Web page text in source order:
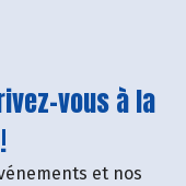
vous à la
et nos